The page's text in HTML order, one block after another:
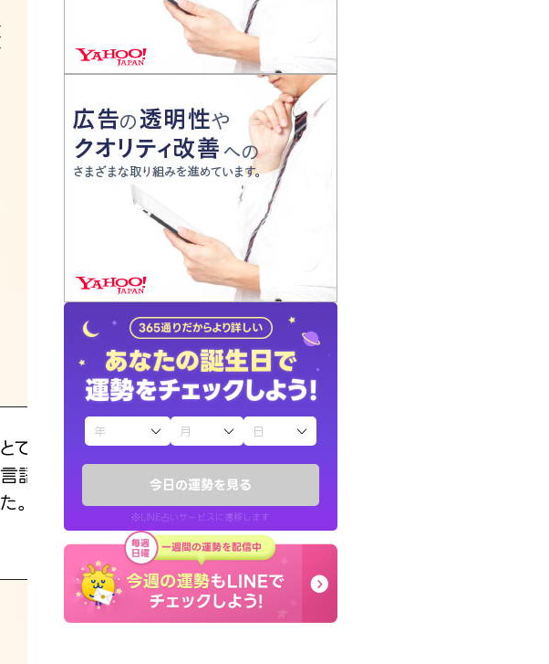
今日の運勢を見る
※LINE占いサービスに遷移します
トップ
ユーザーの声
占いの流れ
おすすめの占い師
よくある質問
えもじの子（占）12星座占い
お知らせ
とても的確で感じていた違和感を
言語化してくれたので腑に落ちまし
た。
30代 女性